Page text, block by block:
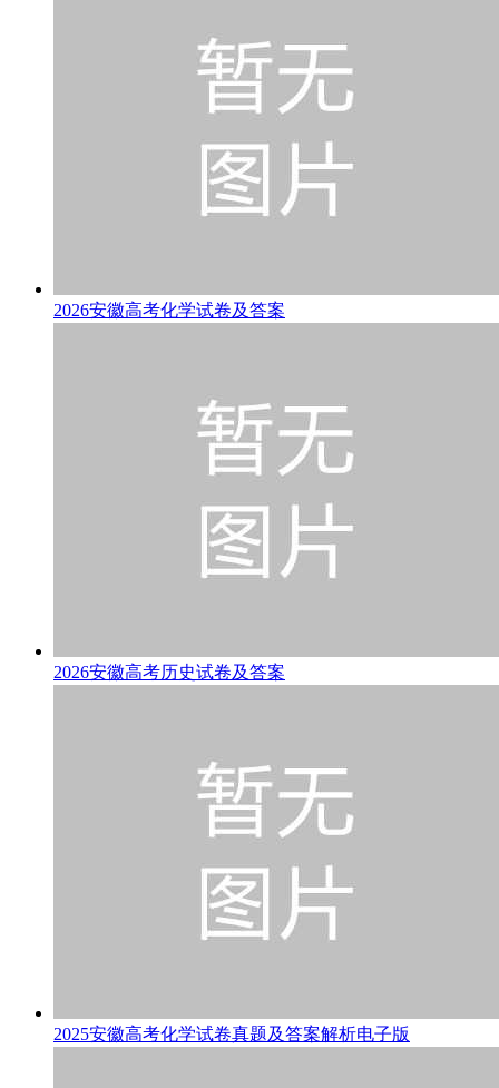
2026安徽高考化学试卷及答案
2026安徽高考历史试卷及答案
2025安徽高考化学试卷真题及答案解析电子版